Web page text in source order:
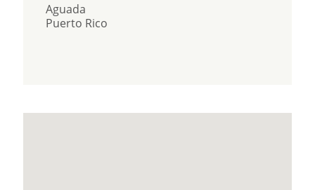
Aguada
Puerto Rico